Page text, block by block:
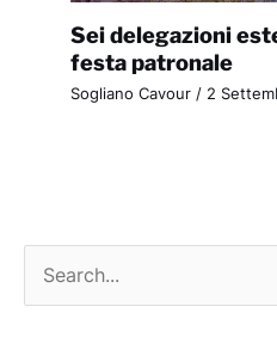
Sei delegazioni
festa patronale
Sogliano Cavour/ 2